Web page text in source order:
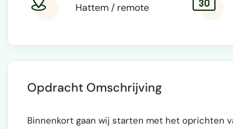
Hattem / remote
Opdracht Omschrijving
Binnenkort gaan wij starten met het oprichten